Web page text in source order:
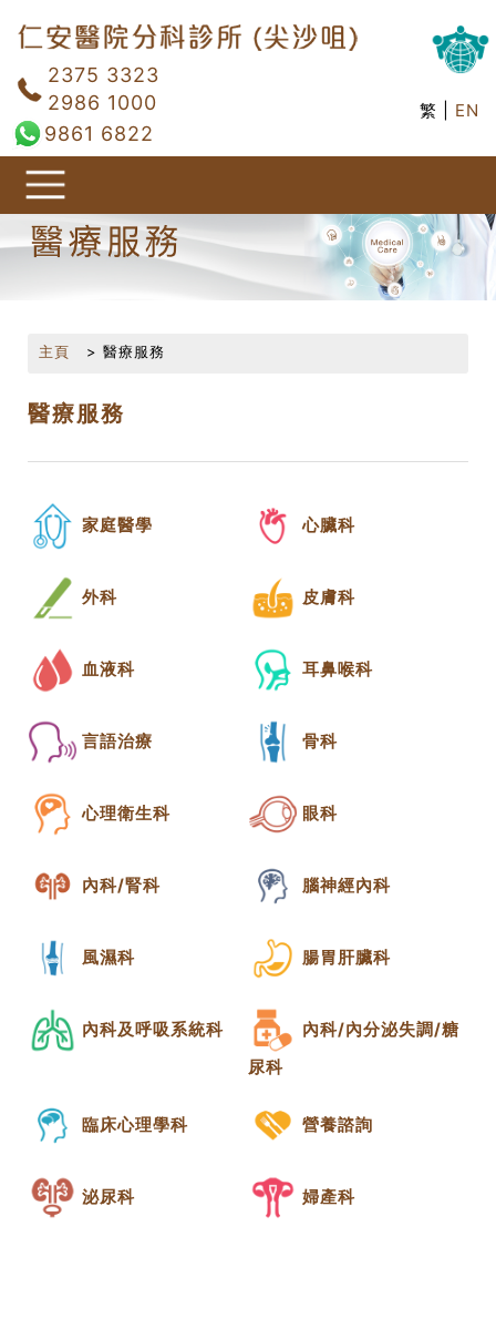
2375 3323
2986 1000
9861 6822
繁 | EN
主頁 醫療服務
醫療服務
家庭醫學 心臟科
外科 皮膚科
血液科 耳鼻喉科
言語治療 骨科
心理衛生科 眼科
內科/腎科 腦神經內科
風濕科 腸胃肝臟科
內科及呼吸系統科
內科/內分泌失調/糖
尿科
臨床心理學科 營養諮詢
泌尿科 婦產科